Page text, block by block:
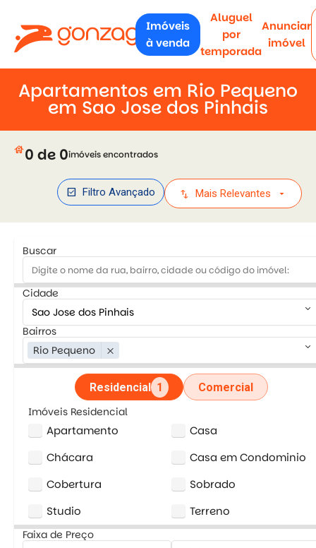
Imóveis
à venda
Aluguel
por
temporada
Anunciar
imóvel
Apartamentos em Rio Pequeno
em Sao Jose dos Pinhais
house0 de 0imóveis encontrados
check_box Filtro Avançado swap_vert Mais Relevantes arrow_drop_down
Buscar
Cidade
keyboard_arrow_down
Bairros
Rio Pequeno
close keyboard_arrow_down
Residencial 1 Comercial
Imóveis Residencial
Apartamento
Casa
Chácara
Casa em Condominio
Cobertura
Sobrado
Studio
Terreno
Faixa de Preço